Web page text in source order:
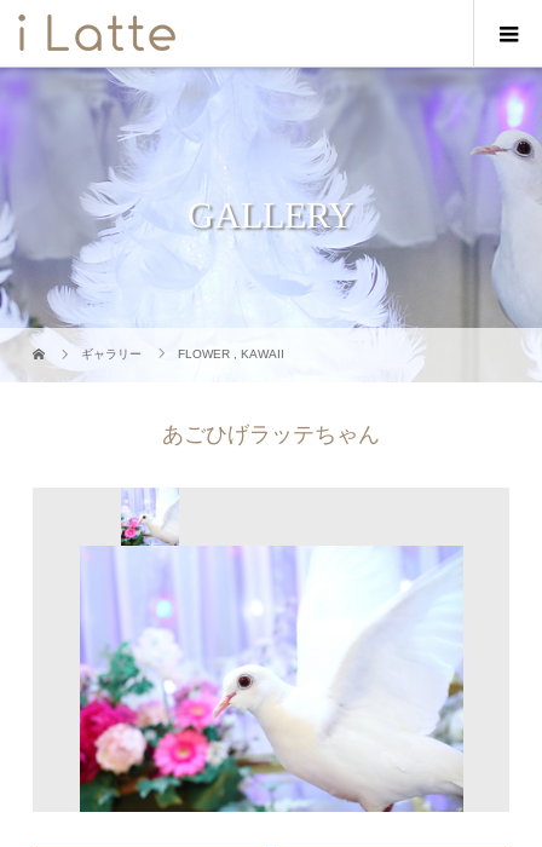
GALLERY
ギャラリー FLOWER ,KAWAII
あごひげラッテちゃん